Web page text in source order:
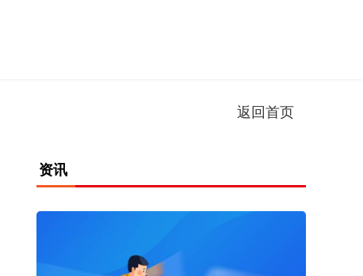
返回首页
资讯